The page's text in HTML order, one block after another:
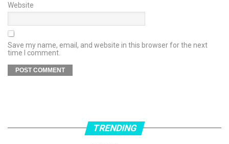
Website
Save my name, email, and website in this browser for the next
time I comment.
TRENDING